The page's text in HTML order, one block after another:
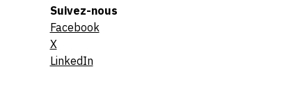
Suivez-nous
Facebook
X
LinkedIn